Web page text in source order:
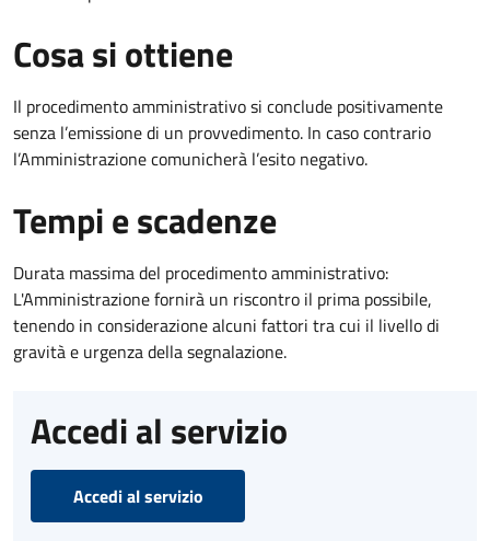
Cosa si ottiene
Il procedimento amministrativo si conclude positivamente
senza l’emissione di un provvedimento. In caso contrario
l’Amministrazione comunicherà l’esito negativo.
Tempi e scadenze
Durata massima del procedimento amministrativo:
L'Amministrazione fornirà un riscontro il prima possibile,
tenendo in considerazione alcuni fattori tra cui il livello di
gravità e urgenza della segnalazione.
Accedi al servizio
Accedi al servizio